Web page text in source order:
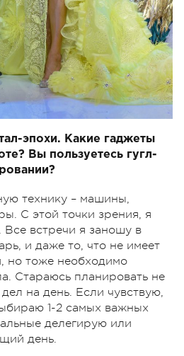
эпохи. Какие гаджеты
Вы пользуетесь гугл-
технику – машины,
С этой точки зрения, я
Все встречи я заношу в
и даже то, что не имеет
но тоже необходимо
Стараюсь планировать не
на день. Если чувствую,
1-2 самых важных
делегирую или
день.